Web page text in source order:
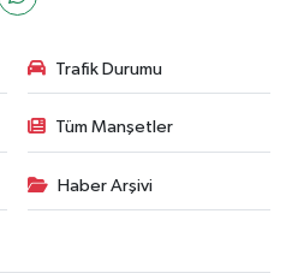
Trafik Durumu
Tüm Manşetler
Haber Arşivi